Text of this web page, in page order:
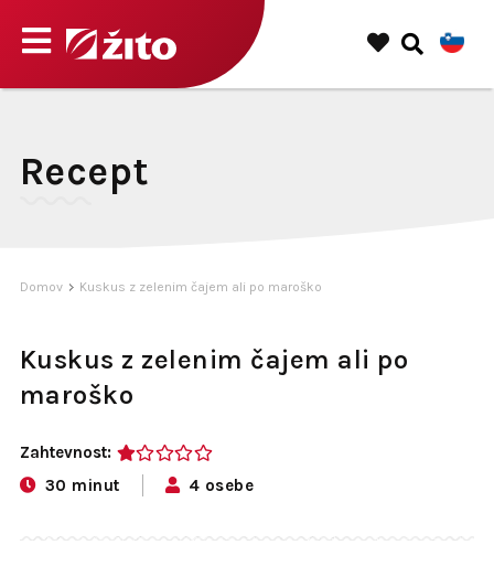
Recept
Domov Kuskus z zelenim čajem ali po maroško
Kuskus z zelenim čajem ali po
maroško
Zahtevnost:
30 minut 4 osebe